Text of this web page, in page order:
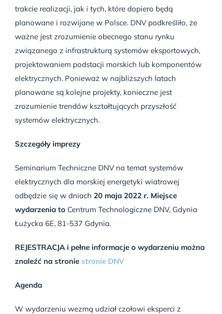
trakcie realizacji, jak i tych, które dopiero będą
planowane i rozwijane w Polsce. DNV podkreśliło, że
ważne jest zrozumienie obecnego stanu rynku
związanego z infrastrukturą systemów eksportowych,
projektowaniem podstacji morskich lub komponentów
elektrycznych. Ponieważ w najbliższych latach
planowane są kolejne projekty, konieczne jest
zrozumienie trendów kształtujących przyszłość
systemów elektrycznych.
Szczegóły imprezy
Seminarium Techniczne DNV na temat systemów
elektrycznych dla morskiej energetyki wiatrowej
odbędzie się w dniach 20 maja 2022 r. Miejsce
wydarzenia to Centrum Technologiczne DNV, Gdynia
Łużycka 6E, 81-537 Gdynia.
REJESTRACJA i pełne informacje o wydarzeniu można
znaleźć na stronie stronie DNV
Agenda
W wydarzeniu wezmą udział czołowi eksperci z